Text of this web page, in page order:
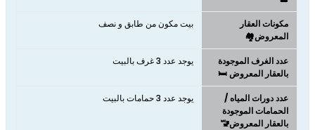
مكونات العقار
المعروض🏘️
بيت مكون من طابق و نصف
عدد الغرف الموجودة
بالعقار المعروض 🛏️
يوجد عدد 3 غرف بالبيت
عدد دورات المياه /
الحمامات الموجودة
بالعقار المعروض🚾
يوجد عدد 3 حمامات بالبيت